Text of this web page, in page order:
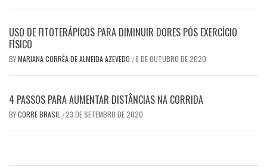
USO DE FITOTERÁPICOS PARA DIMINUIR DORES PÓS EXERCÍCIO
FÍSICO
BYMARIANA CORRÊA DE ALMEIDA AZEVEDO /6 DE OUTUBRO DE 2020
4 PASSOS PARA AUMENTAR DISTÂNCIAS NA CORRIDA
BYCORRE BRASIL /23 DE SETEMBRO DE 2020